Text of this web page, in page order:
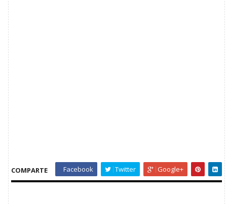
COMPARTE Facebook Twitter Google+